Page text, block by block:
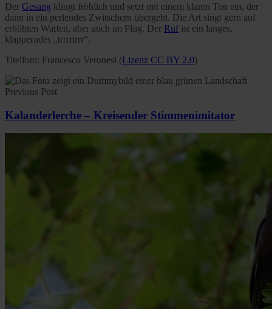
Der Gesang klingt fröhlich und setzt mit einem klaren Ton ein, der
dann in ein perlendes Zwitschern übergeht. Die Art singt gern auf
erhöhten Warten, aber auch im Flug. Der Ruf ist ein langes,
klapperndes „trrrrtrrr“.
Titelfoto: Francesco Veronesi (Lizenz CC BY 2.0)
Previous Post
Kalanderlerche – Kreisender Stimmenimitator